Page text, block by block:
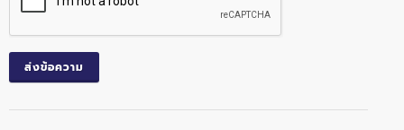
ส่งข้อความ